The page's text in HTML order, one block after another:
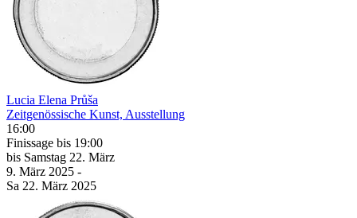
Lucia Elena Průša
Zeitgenössische Kunst, Ausstellung
16:00
Finissage bis 19:00
bis Samstag 22. März
9. März 2025 -
Sa 22. März 2025